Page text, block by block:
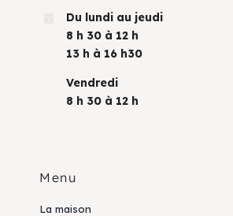
Du lundi au jeudi
8 h 30 à 12 h
13 h à 16 h30
Vendredi
8 h 30 à 12 h
Menu
La maison